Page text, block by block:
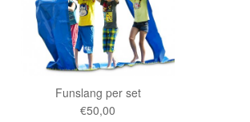
Funslang per set
€50,00